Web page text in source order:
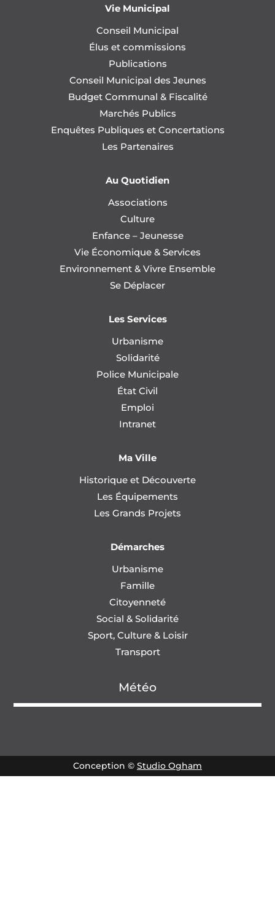
Vie Municipal
Conseil Municipal
Élus et commissions
Publications
Conseil Municipal des Jeunes
Budget Communal & Fiscalité
Marchés Publics
Enquêtes Publiques et Concertations
Les Partenaires
Au Quotidien
Associations
Culture
Enfance – Jeunesse
Vie Économique & Services
Environnement & Vivre Ensemble
Se Déplacer
Les Services
Urbanisme
Solidarité
Police Municipale
État Civil
Emploi
Intranet
Ma Ville
Historique et Découverte
Les Équipements
Les Grands Projets
Démarches
Urbanisme
Famille
Citoyenneté
Social & Solidarité
Sport, Culture & Loisir
Transport
Météo
Conception © Studio Ogham